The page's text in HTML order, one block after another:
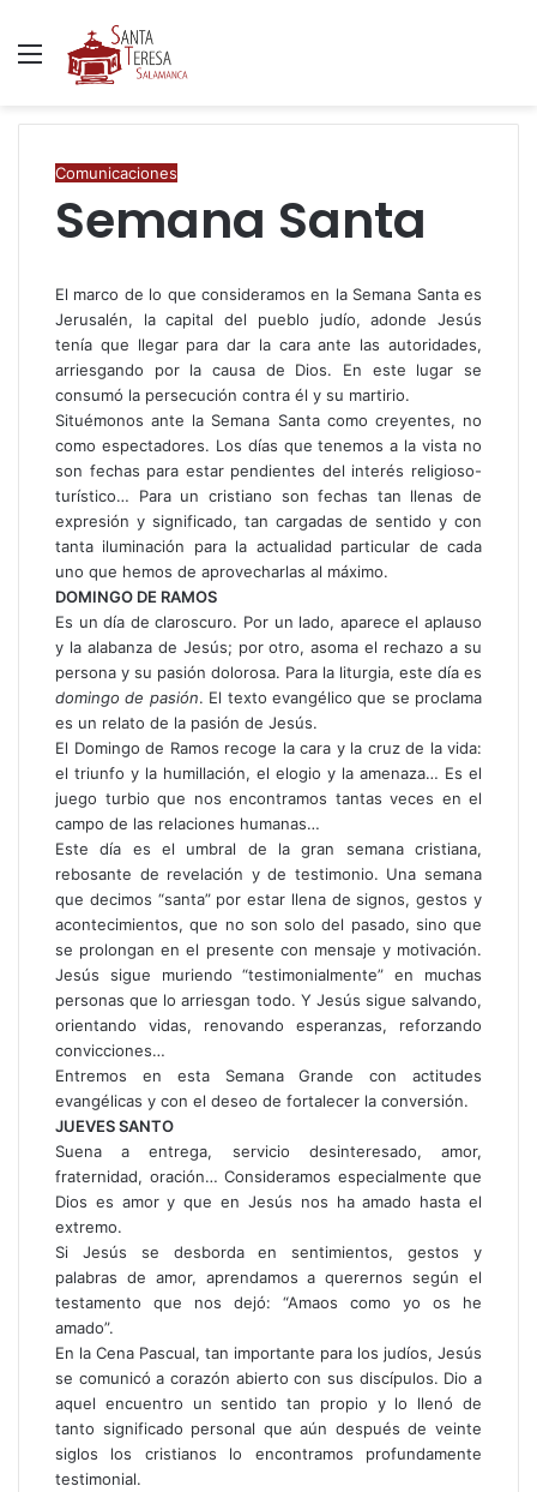
Menú
Comunicaciones
Semana Santa
El marco de lo que consideramos en la Semana Santa es
Jerusalén, la capital del pueblo judío, adonde Jesús
tenía que llegar para dar la cara ante las autoridades,
arriesgando por la causa de Dios. En este lugar se
consumó la persecución contra él y su martirio.
Situémonos ante la Semana Santa como creyentes, no
como espectadores. Los días que tenemos a la vista no
son fechas para estar pendientes del interés religioso-
turístico… Para un cristiano son fechas tan llenas de
expresión y significado, tan cargadas de sentido y con
tanta iluminación para la actualidad particular de cada
uno que hemos de aprovecharlas al máximo.
DOMINGO DE RAMOS
Es un día de claroscuro. Por un lado, aparece el aplauso
y la alabanza de Jesús; por otro, asoma el rechazo a su
persona y su pasión dolorosa. Para la liturgia, este día es
domingo de pasión. El texto evangélico que se proclama
es un relato de la pasión de Jesús.
El Domingo de Ramos recoge la cara y la cruz de la vida:
el triunfo y la humillación, el elogio y la amenaza… Es el
juego turbio que nos encontramos tantas veces en el
campo de las relaciones humanas…
Este día es el umbral de la gran semana cristiana,
rebosante de revelación y de testimonio. Una semana
que decimos “santa” por estar llena de signos, gestos y
acontecimientos, que no son solo del pasado, sino que
se prolongan en el presente con mensaje y motivación.
Jesús sigue muriendo “testimonialmente” en muchas
personas que lo arriesgan todo. Y Jesús sigue salvando,
orientando vidas, renovando esperanzas, reforzando
convicciones…
Entremos en esta Semana Grande con actitudes
evangélicas y con el deseo de fortalecer la conversión.
JUEVES SANTO
Suena a entrega, servicio desinteresado, amor,
fraternidad, oración… Consideramos especialmente que
Dios es amor y que en Jesús nos ha amado hasta el
extremo.
Si Jesús se desborda en sentimientos, gestos y
palabras de amor, aprendamos a querernos según el
testamento que nos dejó: “Amaos como yo os he
amado”.
En la Cena Pascual, tan importante para los judíos, Jesús
se comunicó a corazón abierto con sus discípulos. Dio a
aquel encuentro un sentido tan propio y lo llenó de
tanto significado personal que aún después de veinte
siglos los cristianos lo encontramos profundamente
testimonial.